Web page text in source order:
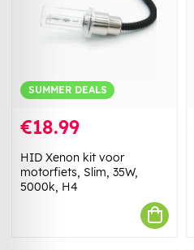
SUMMER DEALS
€18.99
HID Xenon kit voor
motorfiets, Slim, 35W,
5000k, H4